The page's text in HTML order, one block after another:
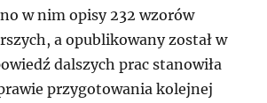
w nim opisy 232 wzorów
a opublikowany został w
dalszych prac stanowiła
przygotowania kolejnej